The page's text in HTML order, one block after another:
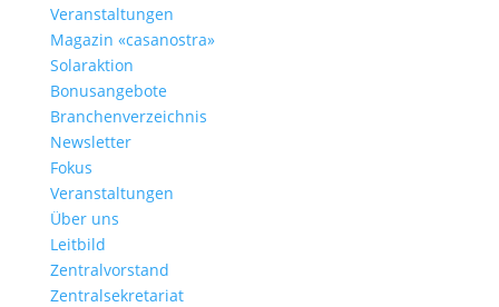
Veranstaltungen
Magazin «casanostra»
Solaraktion
Bonusangebote
Branchenverzeichnis
Newsletter
Fokus
Veranstaltungen
Über uns
Leitbild
Zentralvorstand
Zentralsekretariat